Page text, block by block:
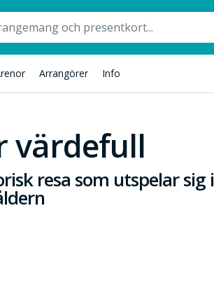
Arrangörer Info
värdefull
resa som utspelar sig i